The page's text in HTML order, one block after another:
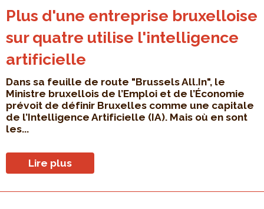
Plus d'une entreprise bruxelloise
sur quatre utilise l'intelligence
artificielle
Dans sa feuille de route "Brussels All.In", le
Ministre bruxellois de l’Emploi et de l’Économie
prévoit de définir Bruxelles comme une capitale
de l’Intelligence Artificielle (IA). Mais où en sont
les...
Lire plus